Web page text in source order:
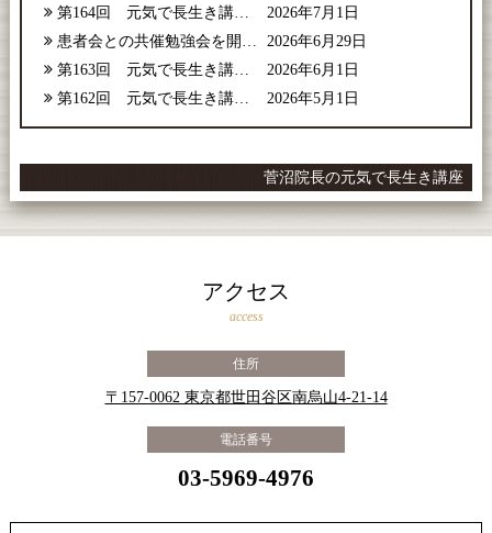
第164回 元気で長生き講座【2026年7月号】
2026年7月1日
患者会との共催勉強会を開催しました
2026年6月29日
第163回 元気で長生き講座【2026年6月号】
2026年6月1日
第162回 元気で長生き講座【2026年5月号】
2026年5月1日
菅沼院長の元気で長生き講座
アクセス
access
住所
〒157-0062 東京都世田谷区南烏山4-21-14
電話番号
03-5969-4976